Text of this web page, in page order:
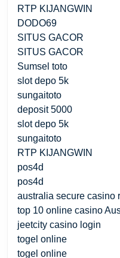
RTP KIJANGWIN
DODO69
SITUS GACOR
SITUS GACOR
Sumsel toto
slot depo 5k
sungaitoto
deposit 5000
slot depo 5k
sungaitoto
RTP KIJANGWIN
pos4d
pos4d
australia secure casino
top 10 online casino
jeetcity casino login
togel online
togel online